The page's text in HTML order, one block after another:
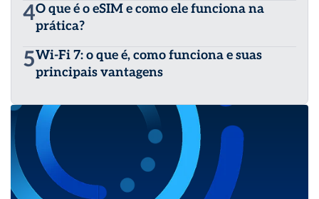
4O que é o eSIM e como ele funciona na
prática?
5Wi-Fi 7: o que é, como funciona e suas
principais vantagens